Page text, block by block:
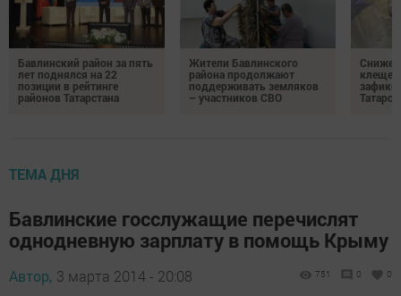
Бавлинский район за пять
лет поднялся на 22
позиции в рейтинге
районов Татарстана
Жители Бавлинского
района продолжают
поддерживать земляков
– участников СВО
клещей
ТЕМА ДНЯ
Бавлинские госслужащие перечислят
однодневную зарплату в помощь Крыму
Автор, 3 марта 2014 - 20:08 751 0 0